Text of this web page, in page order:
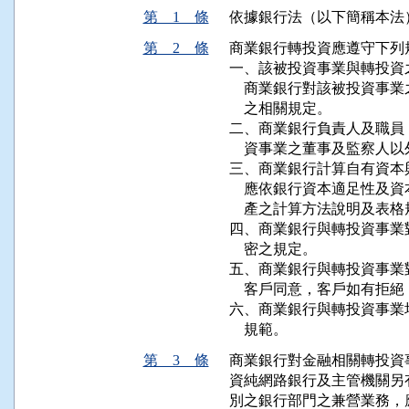
第 1 條
依據銀行法（以下簡稱本
第 2 條
商業銀行轉投資應遵守下列
一、該被投資事業與轉投
商業銀行對該被投資事
    之相關規定。
二、商業銀行負責人及職
資事業之董事及監察人
三、商業銀行計算自有資
應依銀行資本適足性及
產之計算方法說明及表
四、商業銀行與轉投資事
    密之規定。
五、商業銀行與轉投資事
客戶同意，客戶如有拒
六、商業銀行與轉投資事
    規範。
第 3 條
商業銀行對金融相關轉投
資純網路銀行及主管機關
別之銀行部門之兼營業務